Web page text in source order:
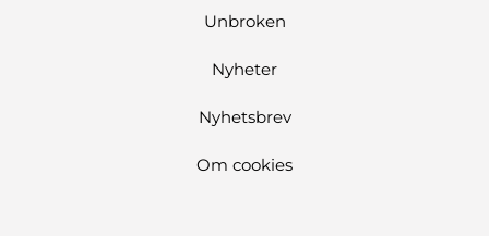
Unbroken
Nyheter
Nyhetsbrev
Om cookies